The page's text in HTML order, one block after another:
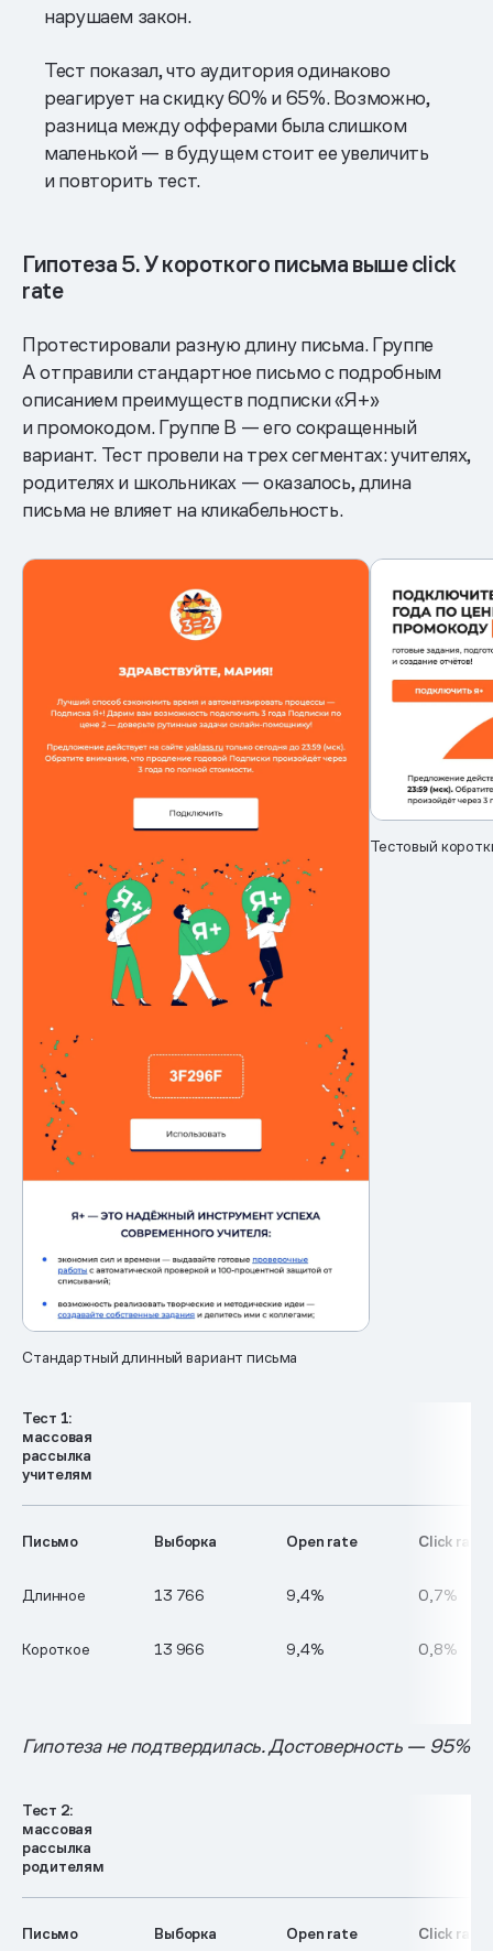
нарушаем закон.
Тест показал, что аудитория одинаково
реагирует на скидку 60% и 65%. Возможно,
разница между офферами была слишком
маленькой — в будущем стоит ее увеличить
и повторить тест.
Гипотеза 5. У короткого письма выше click
rate
Протестировали разную длину письма. Группе
А отправили стандартное письмо с подробным
описанием преимуществ подписки «Я+»
и промокодом. Группе B — его сокращенный
вариант. Тест провели на трех сегментах: учителях,
родителях и школьниках — оказалось, длина
письма не влияет на кликабельность.
Стандартный длинный вариант письма
Тестовый
Тест 1:
массовая
рассылка
учителям
Письмо Выборка Open rate Click rate
Длинное 13 766 9,4% 0,7%
Короткое 13 966 9,4% 0,8%
Гипотеза не подтвердилась. Достоверность — 95%
Тест 2:
массовая
рассылка
родителям
Письмо Выборка Open rate Click rate